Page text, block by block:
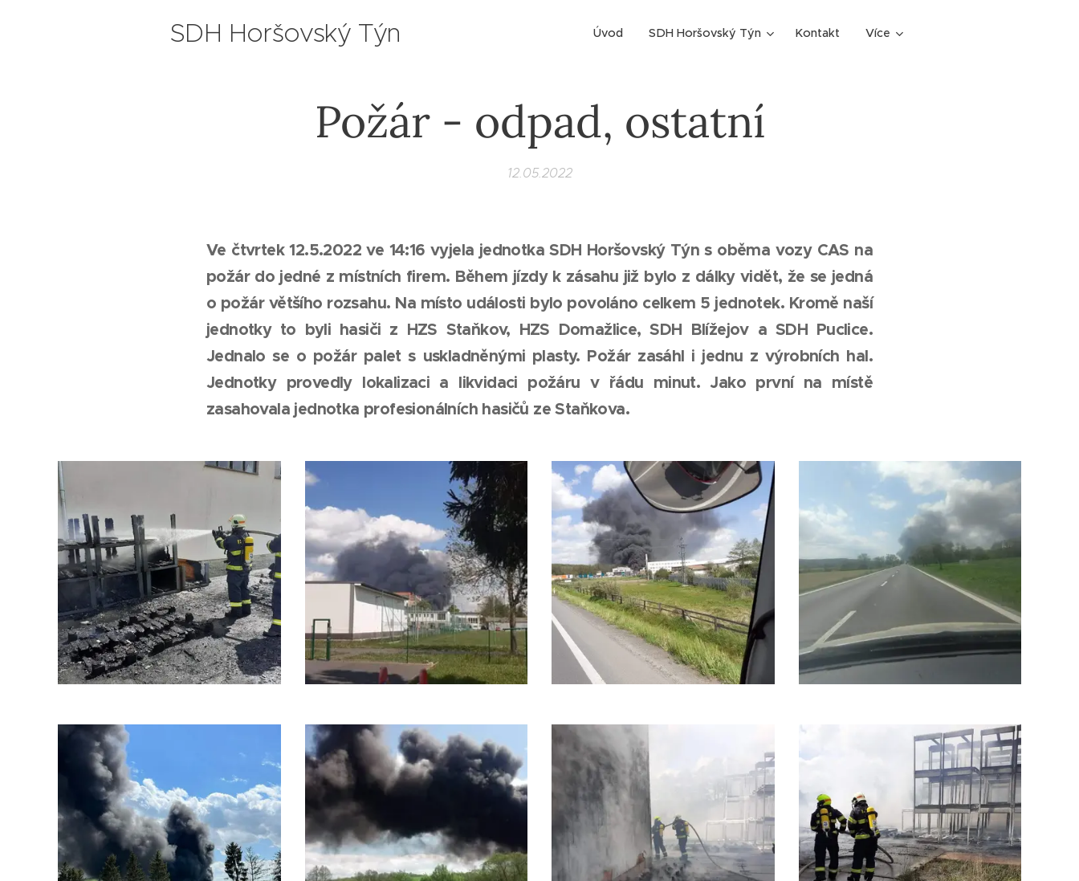
SDH Horšovský Týn Úvod SDH Horšovský Týn Kontakt Více
Požár - odpad, ostatní
12.05.2022
Ve čtvrtek 12.5.2022 ve 14:16 vyjela jednotka SDH Horšovský Týn s oběma vozy CAS na
požár do jedné z místních firem. Během jízdy k zásahu již bylo z dálky vidět, že se jedná
o požár většího rozsahu. Na místo události bylo povoláno celkem 5 jednotek. Kromě naší
jednotky to byli hasiči z HZS Staňkov, HZS Domažlice, SDH Blížejov a SDH Puclice.
Jednalo se o požár palet s uskladněnými plasty. Požár zasáhl i jednu z výrobních hal.
Jednotky provedly lokalizaci a likvidaci požáru v řádu minut. Jako první na místě
zasahovala jednotka profesionálních hasičů ze Staňkova.